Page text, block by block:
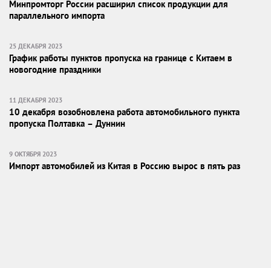
Минпромторг России расширил список продукции для
параллельного импорта
25 ДЕКАБРЯ 2023
График работы пунктов пропуска на границе с Китаем в
новогодние праздники
11 ДЕКАБРЯ 2023
10 декабря возобновлена работа автомобильного пункта
пропуска Полтавка – Дуннин
9 ОКТЯБРЯ 2023
Импорт автомобилей из Китая в Россию вырос в пять раз